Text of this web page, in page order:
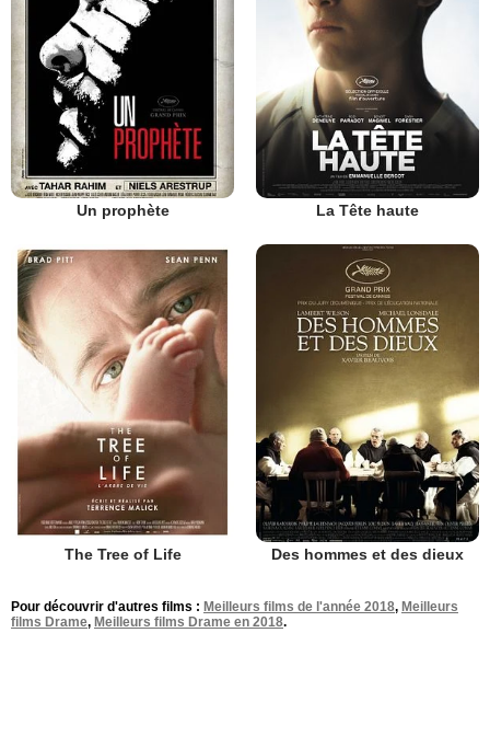
Un prophète La Tête haute
The Tree of Life Des hommes et des dieux
Pour découvrir d'autres films : Meilleurs films de l'année 2018, Meilleurs
films Drame, Meilleurs films Drame en 2018.